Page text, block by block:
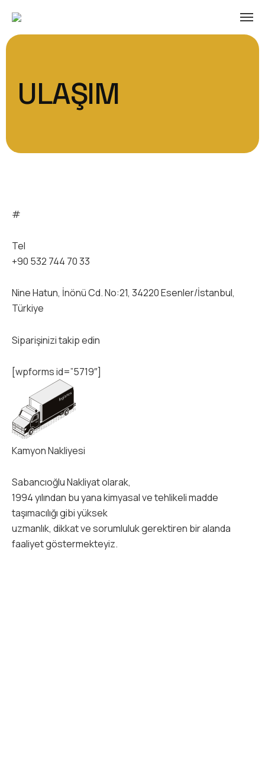
ULAŞIM
#
Tel
+90 532 744 70 33
Nine Hatun, İnönü Cd. No:21, 34220 Esenler/İstanbul,
Türkiye
Siparişinizi takip edin
[wpforms id=”5719″]
Kamyon Nakliyesi
Sabancıoğlu Nakliyat olarak,
1994 yılından bu yana kimyasal ve tehlikeli madde
taşımacılığı gibi yüksek
uzmanlık, dikkat ve sorumluluk gerektiren bir alanda
faaliyet göstermekteyiz.